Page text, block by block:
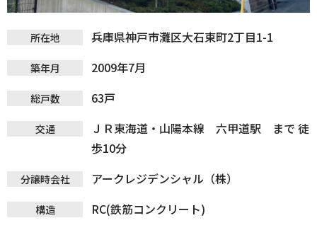
所在地 兵庫県神戸市灘区大石東町2丁目1-1
築年月 2009年7月
総戸数 63戸
交通
ＪＲ東海道・山陽本線 六甲道駅 まで 徒
歩10分
分譲時会社 アークレジデンシャル（株）
構造 RC(鉄筋コンクリート)